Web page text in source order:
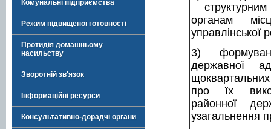
Комунальні підприємства
Режим підвищеної готовності
Протидія домашньому
насильству
Зворотній зв'язок
Інформаційні ресурси
Консультативно-дорадчі органи
органам
управлінської
3)
державної
щоквартальних
про їх
районної
узагальнення